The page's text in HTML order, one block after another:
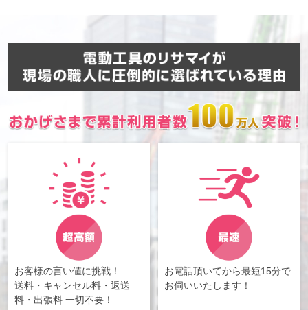
お客様の言い値に挑戦！
送料・キャンセル料・返送
料・出張料 一切不要！
お電話頂いてから最短15分で
お伺いいたします！